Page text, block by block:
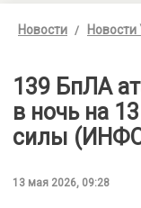
Новости Новости
139 БпЛА
в ночь на
силы
13 мая 2026, 09:28